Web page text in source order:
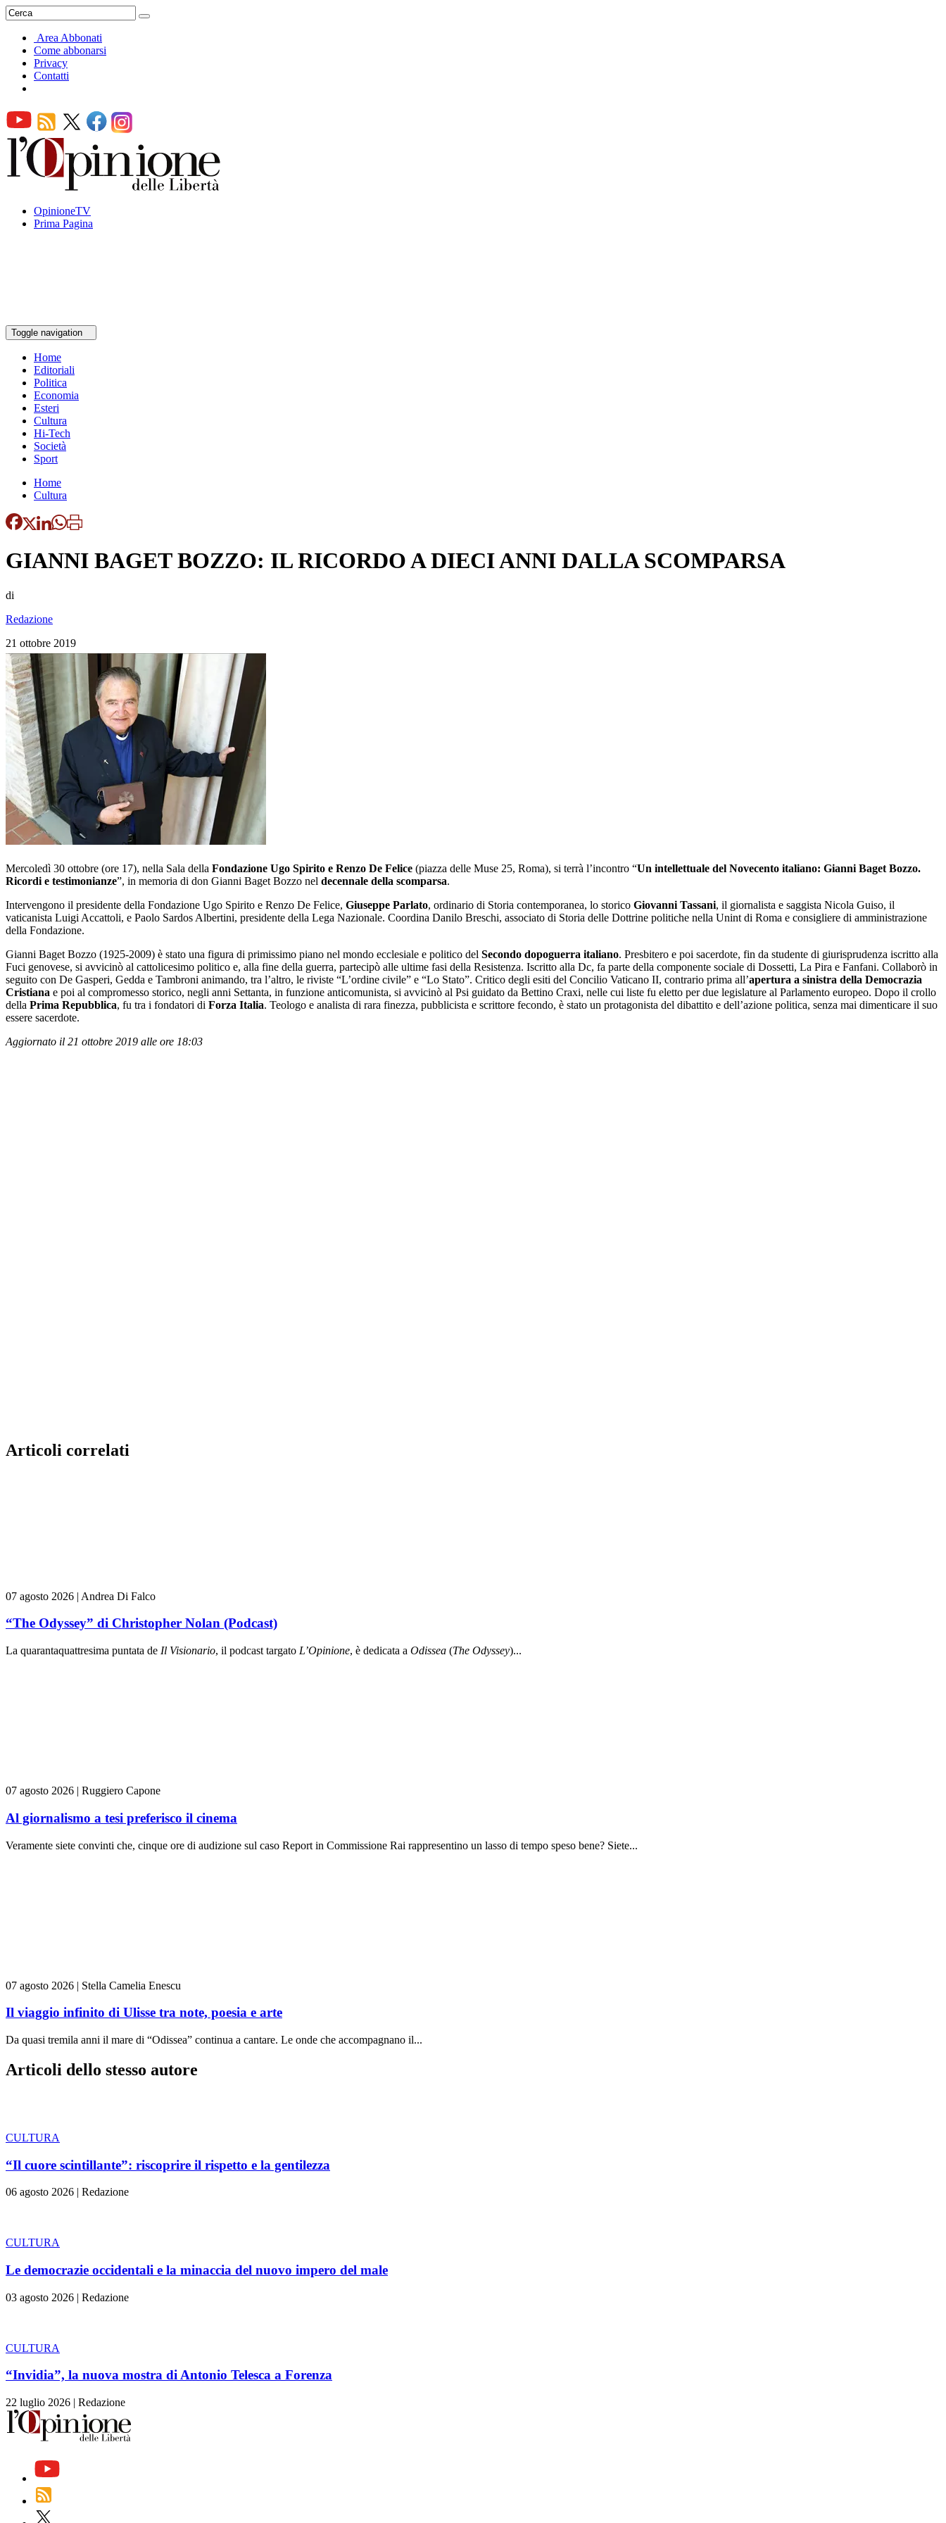
Area Abbonati
Come abbonarsi
Privacy
Contatti
OpinioneTV
Prima Pagina
Toggle navigation
Home
Editoriali
Politica
Economia
Esteri
Cultura
Hi-Tech
Società
Sport
Home
Cultura
GIANNI BAGET BOZZO: IL RICORDO A DIECI ANNI DALLA SCOMPARSA
di
Redazione
21 ottobre 2019
Mercoledì 30 ottobre (ore 17), nella Sala della Fondazione Ugo Spirito e Renzo De Felice (piazza delle Muse 25, Roma), si terrà l’incontro “Un intellettuale del Novecento italiano: Gianni Baget Bozzo.
Ricordi e testimonianze”, in memoria di don Gianni Baget Bozzo nel decennale della scomparsa.
Intervengono il presidente della Fondazione Ugo Spirito e Renzo De Felice, Giuseppe Parlato, ordinario di Storia contemporanea, lo storico Giovanni Tassani, il giornalista e saggista Nicola Guiso, il
vaticanista Luigi Accattoli, e Paolo Sardos Albertini, presidente della Lega Nazionale. Coordina Danilo Breschi, associato di Storia delle Dottrine politiche nella Unint di Roma e consigliere di amministrazione
della Fondazione.
Gianni Baget Bozzo (1925-2009) è stato una figura di primissimo piano nel mondo ecclesiale e politico del Secondo dopoguerra italiano. Presbitero e poi sacerdote, fin da studente di giurisprudenza iscritto alla
Fuci genovese, si avvicinò al cattolicesimo politico e, alla fine della guerra, partecipò alle ultime fasi della Resistenza. Iscritto alla Dc, fa parte della componente sociale di Dossetti, La Pira e Fanfani. Collaborò in
seguito con De Gasperi, Gedda e Tambroni animando, tra l’altro, le riviste “L’ordine civile” e “Lo Stato”. Critico degli esiti del Concilio Vaticano II, contrario prima all’apertura a sinistra della Democrazia
Cristiana e poi al compromesso storico, negli anni Settanta, in funzione anticomunista, si avvicinò al Psi guidato da Bettino Craxi, nelle cui liste fu eletto per due legislature al Parlamento europeo. Dopo il crollo
della Prima Repubblica, fu tra i fondatori di Forza Italia. Teologo e analista di rara finezza, pubblicista e scrittore fecondo, è stato un protagonista del dibattito e dell’azione politica, senza mai dimenticare il suo
essere sacerdote.
Aggiornato il 21 ottobre 2019 alle ore 18:03
Articoli correlati
07 agosto 2026 | Andrea Di Falco
“The Odyssey” di Christopher Nolan (Podcast)
La quarantaquattresima puntata de Il Visionario, il podcast targato L’Opinione, è dedicata a Odissea (The Odyssey)...
07 agosto 2026 | Ruggiero Capone
Al giornalismo a tesi preferisco il cinema
Veramente siete convinti che, cinque ore di audizione sul caso Report in Commissione Rai rappresentino un lasso di tempo speso bene? Siete...
07 agosto 2026 | Stella Camelia Enescu
Il viaggio infinito di Ulisse tra note, poesia e arte
Da quasi tremila anni il mare di “Odissea” continua a cantare. Le onde che accompagnano il...
Articoli dello stesso autore
CULTURA
“Il cuore scintillante”: riscoprire il rispetto e la gentilezza
06 agosto 2026 | Redazione
CULTURA
Le democrazie occidentali e la minaccia del nuovo impero del male
03 agosto 2026 | Redazione
CULTURA
“Invidia”, la nuova mostra di Antonio Telesca a Forenza
22 luglio 2026 | Redazione